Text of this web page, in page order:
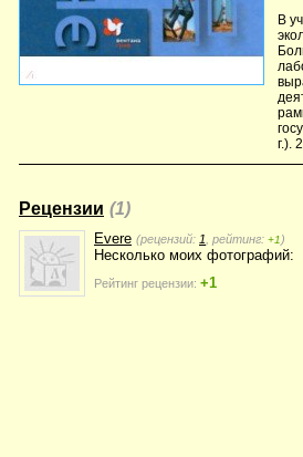
В
г.).
Рецензии (1)
Evere (рецензий: 1 , рейтинг: +1)
Несколько моих фотографий:
Рейтинг рецензии: +1